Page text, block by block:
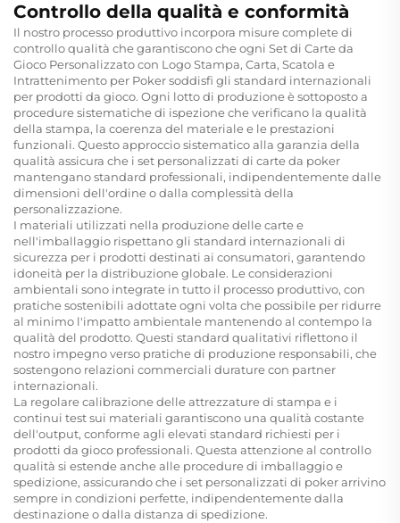
Controllo della qualità e conformità
Il nostro processo produttivo incorpora misure complete di
controllo qualità che garantiscono che ogni Set di Carte da
Gioco Personalizzato con Logo Stampa, Carta, Scatola e
Intrattenimento per Poker soddisfi gli standard internazionali
per prodotti da gioco. Ogni lotto di produzione è sottoposto a
procedure sistematiche di ispezione che verificano la qualità
della stampa, la coerenza del materiale e le prestazioni
funzionali. Questo approccio sistematico alla garanzia della
qualità assicura che i set personalizzati di carte da poker
mantengano standard professionali, indipendentemente dalle
dimensioni dell'ordine o dalla complessità della
personalizzazione.
I materiali utilizzati nella produzione delle carte e
nell'imballaggio rispettano gli standard internazionali di
sicurezza per i prodotti destinati ai consumatori, garantendo
idoneità per la distribuzione globale. Le considerazioni
ambientali sono integrate in tutto il processo produttivo, con
pratiche sostenibili adottate ogni volta che possibile per ridurre
al minimo l'impatto ambientale mantenendo al contempo la
qualità del prodotto. Questi standard qualitativi riflettono il
nostro impegno verso pratiche di produzione responsabili, che
sostengono relazioni commerciali durature con partner
internazionali.
La regolare calibrazione delle attrezzature di stampa e i
continui test sui materiali garantiscono una qualità costante
dell'output, conforme agli elevati standard richiesti per i
prodotti da gioco professionali. Questa attenzione al controllo
qualità si estende anche alle procedure di imballaggio e
spedizione, assicurando che i set personalizzati di poker arrivino
sempre in condizioni perfette, indipendentemente dalla
destinazione o dalla distanza di spedizione.